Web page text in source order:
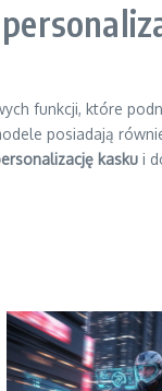
funkcji, które
posiadają
kasku i